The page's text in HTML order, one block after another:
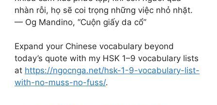
nhàn rỗi, họ sẽ coi trọng những việc nhỏ nhặt.
— Og Mandino, “Cuộn giấy da cổ”​​​
Expand your Chinese vocabulary beyond
today’s quote with my HSK 1–9 vocabulary lists
at https://ngocnga.net/hsk-1-9-vocabulary-list-
with-no-muss-no-fuss/.